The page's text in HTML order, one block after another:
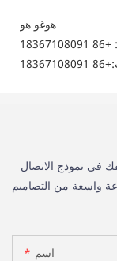
هوغو هو
:+86
18367108091
في نموذج الاتصال
واسعة من التصاميم
اسم